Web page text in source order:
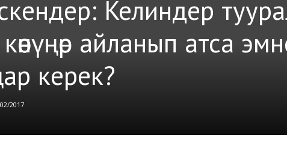
Келиндер
көөнүңөр айланып атса
керек?
2017